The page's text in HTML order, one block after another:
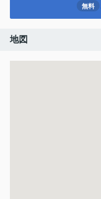
無料
地図